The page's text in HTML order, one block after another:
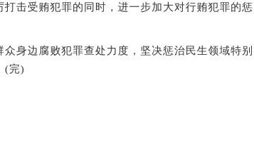
击受贿犯罪的同时，进一步加大对行贿犯罪的惩
边腐败犯罪查处力度，坚决惩治民生领域特别
(完)